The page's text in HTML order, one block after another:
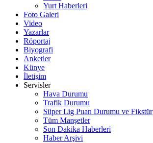
Yurt Haberleri
Foto Galeri
Video
Yazarlar
Röportaj
Biyografi
Anketler
Künye
İletişim
Servisler
Hava Durumu
Trafik Durumu
Süper Lig Puan Durumu ve Fikstür
Tüm Manşetler
Son Dakika Haberleri
Haber Arşivi